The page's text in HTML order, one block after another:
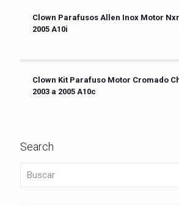
Clown Parafusos Allen Inox Motor
2005 A10i
Clown Kit Parafuso Motor Cromado
2003 a 2005 A10c
Search